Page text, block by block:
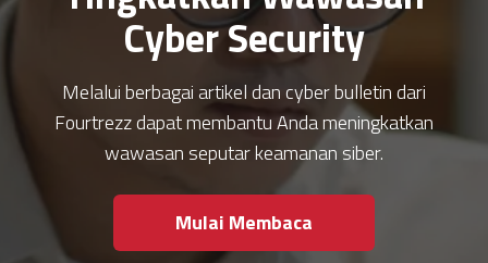
Cyber Security
Melalui berbagai artikel dan cyber bulletin dari
Fourtrezz dapat membantu Anda meningkatkan
wawasan seputar keamanan siber.
Mulai Membaca